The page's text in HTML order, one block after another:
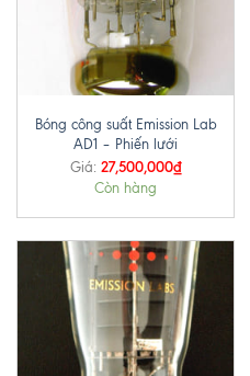
Bóng công suất Emission Lab
AD1 – Phiến lưới
Giá: 27,500,000₫
Còn hàng